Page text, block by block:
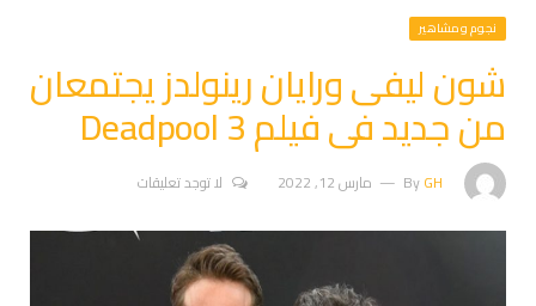
نجوم ومشاهير
شون ليفى ورايان رينولدز يجتمعان
من جديد فى فيلم Deadpool 3
ByGH مارس 12, 2022 لا توجد تعليقات